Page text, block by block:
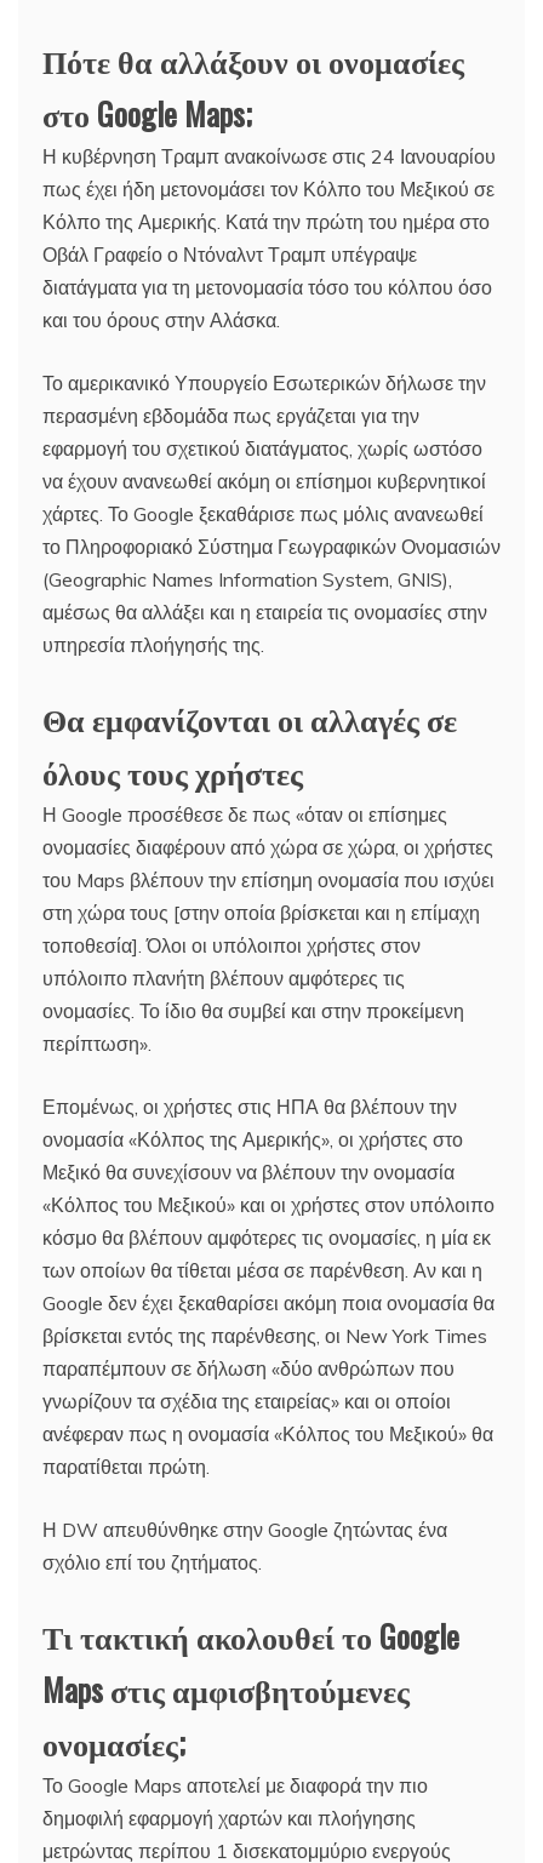
Πότε θα αλλάξουν οι ονομασίες
στο Google Maps;
Η κυβέρνηση Τραμπ ανακοίνωσε στις 24 Ιανουαρίου
πως έχει ήδη μετονομάσει τον Κόλπο του Μεξικού σε
Κόλπο της Αμερικής. Κατά την πρώτη του ημέρα στο
Οβάλ Γραφείο ο Ντόναλντ Τραμπ υπέγραψε
διατάγματα για τη μετονομασία τόσο του κόλπου όσο
και του όρους στην Αλάσκα.
Το αμερικανικό Υπουργείο Εσωτερικών δήλωσε την
περασμένη εβδομάδα πως εργάζεται για την
εφαρμογή του σχετικού διατάγματος, χωρίς ωστόσο
να έχουν ανανεωθεί ακόμη οι επίσημοι κυβερνητικοί
χάρτες. Το Google ξεκαθάρισε πως μόλις ανανεωθεί
το Πληροφοριακό Σύστημα Γεωγραφικών Ονομασιών
(Geographic Names Information System, GNIS),
αμέσως θα αλλάξει και η εταιρεία τις ονομασίες στην
υπηρεσία πλοήγησής της.
Θα εμφανίζονται οι αλλαγές σε
όλους τους χρήστες
Η Google προσέθεσε δε πως «όταν οι επίσημες
ονομασίες διαφέρουν από χώρα σε χώρα, οι χρήστες
του Maps βλέπουν την επίσημη ονομασία που ισχύει
στη χώρα τους [στην οποία βρίσκεται και η επίμαχη
τοποθεσία]. Όλοι οι υπόλοιποι χρήστες στον
υπόλοιπο πλανήτη βλέπουν αμφότερες τις
ονομασίες. Το ίδιο θα συμβεί και στην προκείμενη
περίπτωση».
Επομένως, οι χρήστες στις ΗΠΑ θα βλέπουν την
ονομασία «Κόλπος της Αμερικής», οι χρήστες στο
Μεξικό θα συνεχίσουν να βλέπουν την ονομασία
«Κόλπος του Μεξικού» και οι χρήστες στον υπόλοιπο
κόσμο θα βλέπουν αμφότερες τις ονομασίες, η μία εκ
των οποίων θα τίθεται μέσα σε παρένθεση. Αν και η
Google δεν έχει ξεκαθαρίσει ακόμη ποια ονομασία θα
βρίσκεται εντός της παρένθεσης, οι New York Times
παραπέμπουν σε δήλωση «δύο ανθρώπων που
γνωρίζουν τα σχέδια της εταιρείας» και οι οποίοι
ανέφεραν πως η ονομασία «Κόλπος του Μεξικού» θα
παρατίθεται πρώτη.
Η DW απευθύνθηκε στην Google ζητώντας ένα
σχόλιο επί του ζητήματος.
Τι τακτική ακολουθεί το Google
Maps στις αμφισβητούμενες
ονομασίες;
Το Google Maps αποτελεί με διαφορά την πιο
δημοφιλή εφαρμογή χαρτών και πλοήγησης
μετρώντας περίπου 1 δισεκατομμύριο ενεργούς